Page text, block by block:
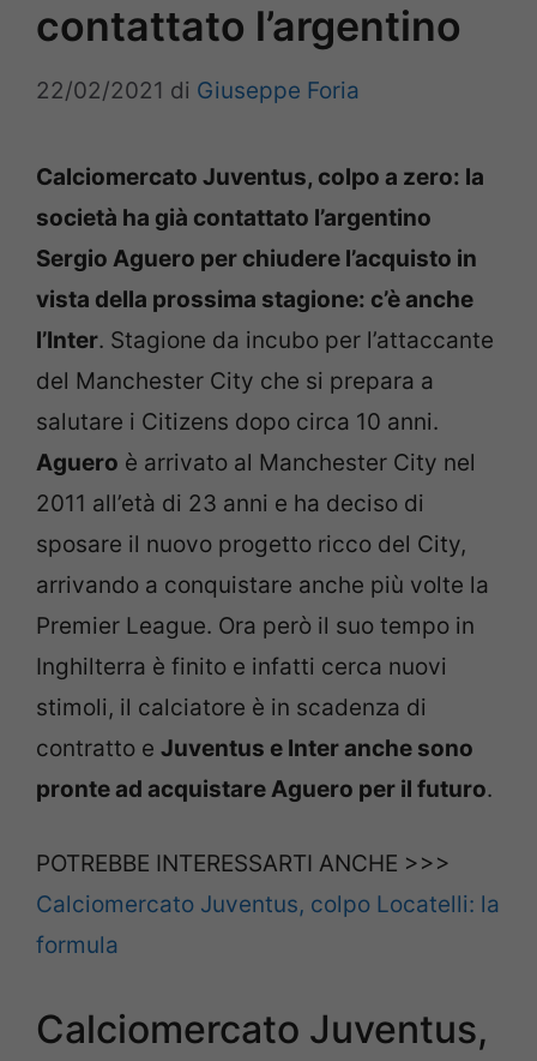
contattato l’argentino
22/02/2021 di Giuseppe Foria
Calciomercato Juventus, colpo a zero: la
società ha già contattato l’argentino
Sergio Aguero per chiudere l’acquisto in
vista della prossima stagione: c’è anche
l’Inter. Stagione da incubo per l’attaccante
del Manchester City che si prepara a
salutare i Citizens dopo circa 10 anni.
Aguero è arrivato al Manchester City nel
2011 all’età di 23 anni e ha deciso di
sposare il nuovo progetto ricco del City,
arrivando a conquistare anche più volte la
Premier League. Ora però il suo tempo in
Inghilterra è finito e infatti cerca nuovi
stimoli, il calciatore è in scadenza di
contratto e Juventus e Inter anche sono
pronte ad acquistare Aguero per il futuro.
POTREBBE INTERESSARTI ANCHE >>>
Calciomercato Juventus, colpo Locatelli: la
formula
Calciomercato Juventus,